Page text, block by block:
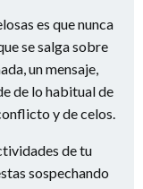
es que nunca
se salga sobre
un mensaje,
de lo habitual de
y de celos.
de tu
sospechando